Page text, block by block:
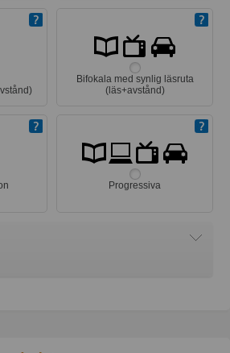
Bifokala med synlig läsruta
(läs+avstånd)
Progressiva